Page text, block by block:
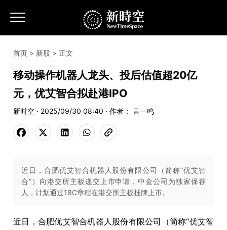
首页 > 新股 > 正文
移动操作机器人龙头、投后估值超20亿
元，优艾智合拟赴港IPO
新时空 · 2025/09/30 08:40 · 作者： 言一鸣
近日，合肥优艾智合机器人股份有限公司（简称“优艾智
合”）向港交所主板递交上市申请，中金公司为独家保荐
人，计划通过18C章程在港交所主板挂牌上市。
近日，合肥优艾智合机器人股份有限公司（简称“优艾智